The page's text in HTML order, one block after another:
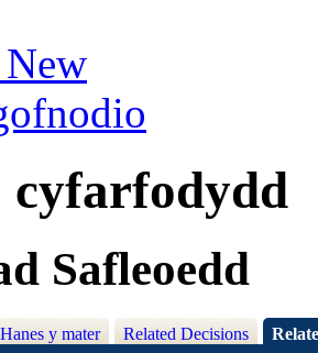
cyfarfodydd
Safleoedd
Hanes y mater Related Decisions